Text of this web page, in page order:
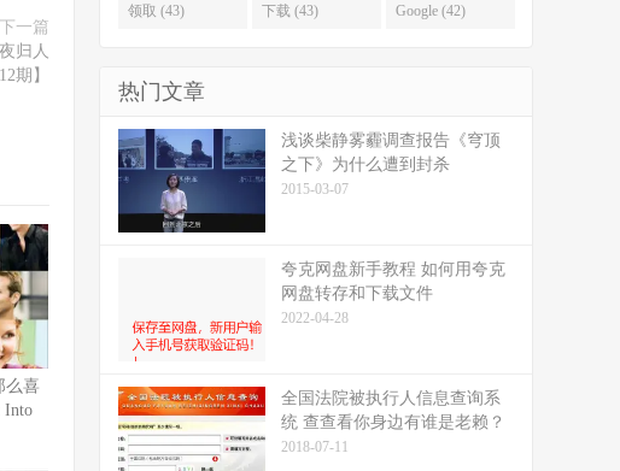
下一篇
归人
期】
么喜
Into
领取 (43) 下载 (43) Google (42)
热门文章
浅谈柴静雾霾调查报告《穹顶
之下》为什么遭到封杀
2015-03-07
夸克网盘新手教程 如何用夸克
网盘转存和下载文件
2022-04-28
全国法院被执行人信息查询系
统 查查看你身边有谁是老赖？
2018-07-11